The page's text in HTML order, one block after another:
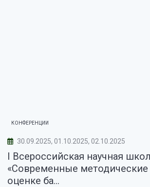
КОНФЕРЕНЦИИ
30.09.2025, 01.10.2025, 02.10.2025
I Всероссийская научная
«Современные
оценке ба...